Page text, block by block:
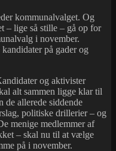
kommunalvalget. Og
– lige så stille – gå op for
i november.
på gader og
og aktivister
alt sammen ligge klar til
de allerede siddende
politiske drillerier – og
menige medlemmer af
– skal nu til at vælge
på i november.